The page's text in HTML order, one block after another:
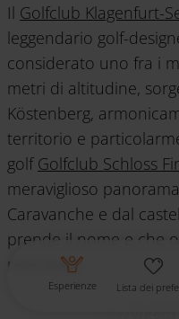
Esperienze Lista dei
Il Golfclub Klagenfurt-
leggendario golf-
considerato uno fra i
metri di altitudine,
Köstenberg,
territorio e
golf Golfclub Schloss
meraviglioso
Caravanche e dal
prende il nome e che
ristorante.